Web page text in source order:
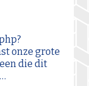
onze grote
die dit